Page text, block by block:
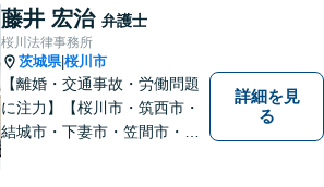
い。皆様にとって最善の対応
策をご提案します。【駐車場
有】【子連れ相談歓迎】
藤井 宏治 弁護士
桜川法律事務所
茨城県|桜川市
【離婚・交通事故・労働問題
に注力】【桜川市・筑西市・
結城市・下妻市・笠間市・真
詳細を見
る